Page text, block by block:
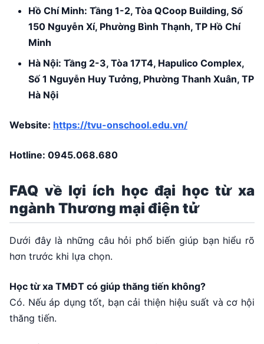
Hồ Chí Minh: Tầng 1-2, Tòa QCoop Building, Số
150 Nguyễn Xí, Phường Bình Thạnh, TP Hồ Chí
Minh
Hà Nội: Tầng 2-3, Tòa 17T4, Hapulico Complex,
Số 1 Nguyễn Huy Tưởng, Phường Thanh Xuân, TP
Hà Nội
Website: https://tvu-onschool.edu.vn/
Hotline: 0945.068.680
FAQ về lợi ích học đại học từ xa
ngành Thương mại điện tử
Dưới đây là những câu hỏi phổ biến giúp bạn hiểu rõ
hơn trước khi lựa chọn.
Học từ xa TMĐT có giúp thăng tiến không?
Có. Nếu áp dụng tốt, bạn cải thiện hiệu suất và cơ hội
thăng tiến.